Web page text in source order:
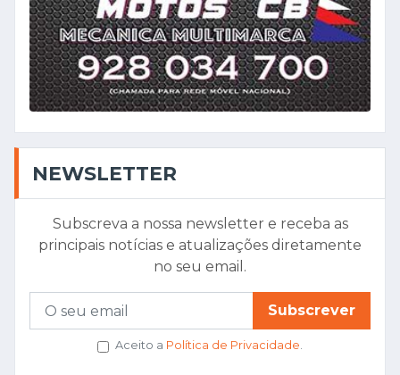
NEWSLETTER
Subscreva a nossa newsletter e receba as
principais notícias e atualizações diretamente
no seu email.
Subscrever
Aceito a Política de Privacidade.